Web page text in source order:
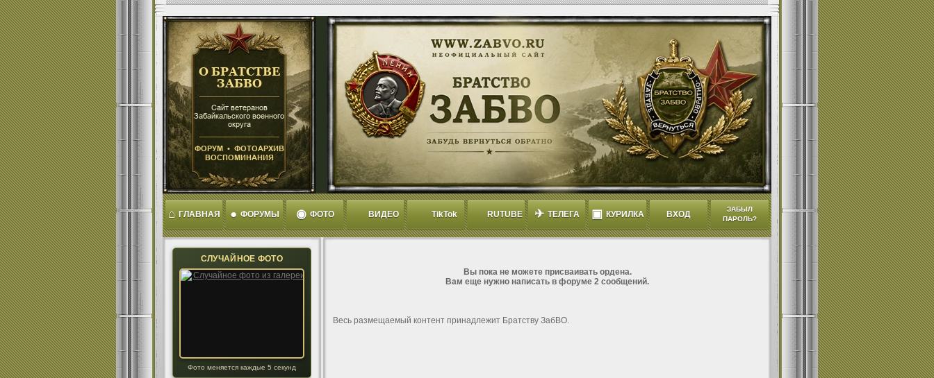
⌂ ГЛАВНАЯ ● ФОРУМЫ ◉ ФОТО ВИДЕО TikTok RUTUBE ✈ ТЕЛЕГА ▣ КУРИЛКА ВХОД
ЗАБЫЛ
ПАРОЛЬ?
СЛУЧАЙНОЕ ФОТО
Фото меняется каждые 5 секунд
Вы пока не можете присваивать ордена.
Вам еще нужно написать в форуме 2 сообщений.
Весь размещаемый контент принадлежит Братству ЗабВО.